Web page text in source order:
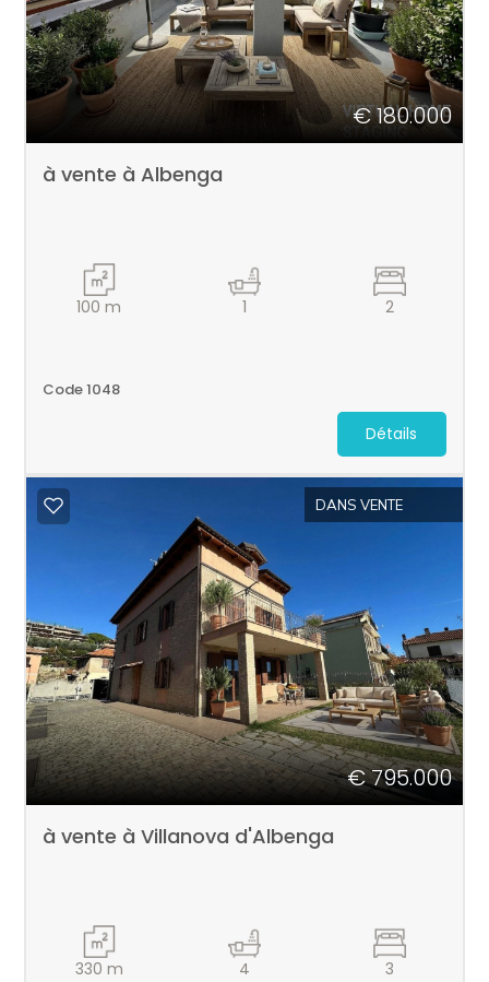
€ 180.000
à vente à Albenga
100 m 1 2
Code 1048
Détails
DANS VENTE
€ 795.000
à vente à Villanova d'Albenga
330 m 4 3